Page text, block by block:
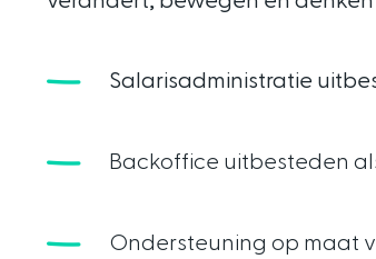
Salarisadministratie
Backoffice uitbesteden
Ondersteuning op maat